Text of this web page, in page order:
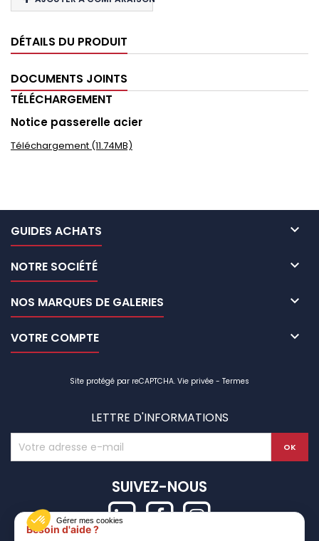
Gérer mes cookies
DÉTAILS DU PRODUIT
DOCUMENTS JOINTS
TÉLÉCHARGEMENT
Notice passerelle acier
Téléchargement (11.74MB)
GUIDES ACHATS 
NOTRE SOCIÉTÉ 
NOS MARQUES DE GALERIES 
VOTRE COMPTE 
Site protégé par reCAPTCHA. Vie privée - Termes
LETTRE D'INFORMATIONS
SUIVEZ-NOUS
Besoin d'aide ?